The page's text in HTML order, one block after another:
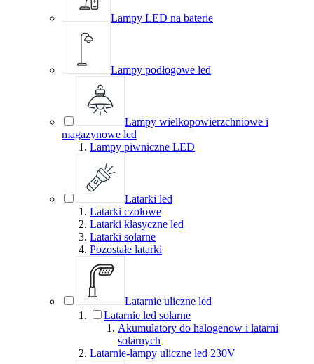
Lampy LED na baterie
Lampy podłogowe led
Lampy wielkopowierzchniowe i
magazynowe led
Lampy piwniczne LED
Latarki led
Latarki czołowe
Latarki klasyczne led
Latarki solarne
Pozostałe latarki
Latarnie uliczne led
Latarnie led solarne
Akumulatory do halogenow i latarni
solarnych
Latarnie-lampy uliczne led 230V